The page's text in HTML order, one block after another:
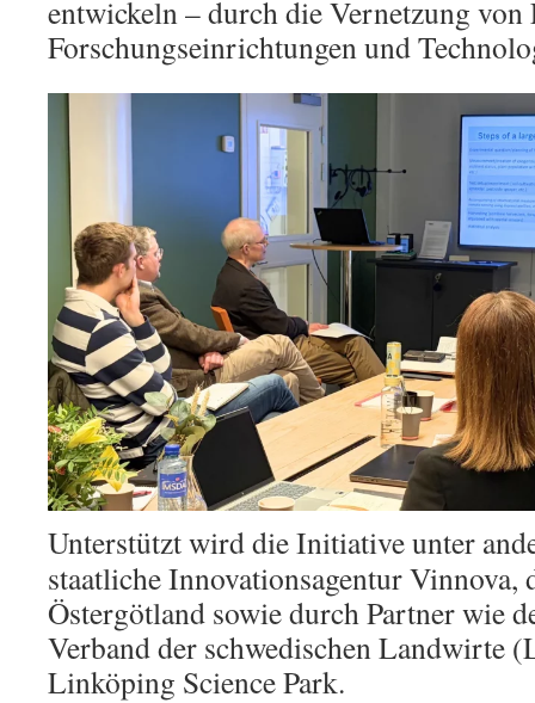
entwickeln – durch die Vernetzung
Forschungseinrichtungen und
Unterstützt wird die Initiative unter
staatliche Innovationsagentur Vinnova,
Östergötland sowie durch Partner wie
Verband der schwedischen Landwirte
Linköping Science Park.